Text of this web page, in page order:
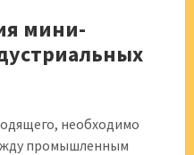
мини-
необходимо
промышленным